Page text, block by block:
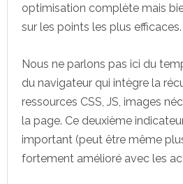
optimisation complète mais
sur les points les plus efficaces.
Nous ne parlons pas ici du
du navigateur qui intègre la
ressources CSS, JS, images
la page. Ce deuxième
important (peut être même
fortement amélioré avec les